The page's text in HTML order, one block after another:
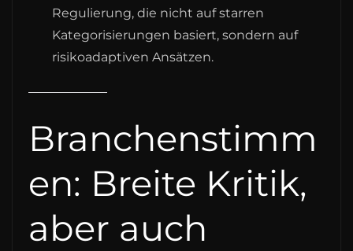
Regulierung, die nicht auf starren
Kategorisierungen basiert, sondern auf
risikoadaptiven Ansätzen.
Branchenstimm
en: Breite Kritik,
aber auch